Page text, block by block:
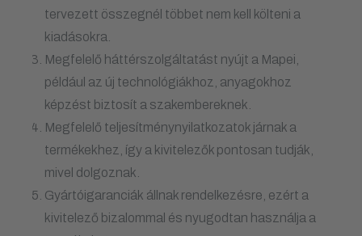
tervezett összegnél többet nem kell költeni a
kiadásokra.
Megfelelő háttérszolgáltatást nyújt a Mapei,
például az új technológiákhoz, anyagokhoz
képzést biztosít a szakembereknek.
Megfelelő teljesítménynyilatkozatok járnak a
termékekhez, így a kivitelezők pontosan tudják,
mivel dolgoznak.
Gyártóigaranciák állnak rendelkezésre, ezért a
kivitelező bizalommal és nyugodtan használja a